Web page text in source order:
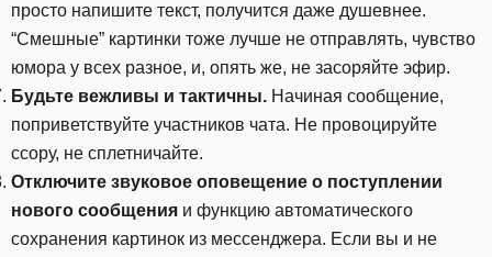
просто напишите текст, получится даже душевнее.
“Смешные” картинки тоже лучше не отправлять, чувство
юмора у всех разное, и, опять же, не засоряйте эфир.
Будьте вежливы и тактичны. Начиная сообщение,
поприветствуйте участников чата. Не провоцируйте
ссору, не сплетничайте.
Отключите звуковое оповещение о поступлении
нового сообщения и функцию автоматического
сохранения картинок из мессенджера. Если вы и не